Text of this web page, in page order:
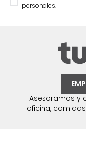
personales.
Asesoramos y
oficina,